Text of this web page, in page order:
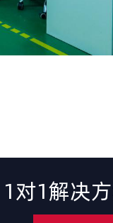
1对1解决